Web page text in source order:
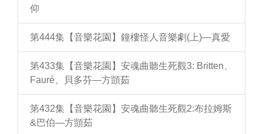
仰
第444集【音樂花園】鐘樓怪人音樂劇(上)—真愛
第433集【音樂花園】安魂曲聽生死觀3: Britten、
Fauré、貝多芬—方顗茹
第432集【音樂花園】安魂曲聽生死觀2:布拉姆斯
&巴伯—方顗茹